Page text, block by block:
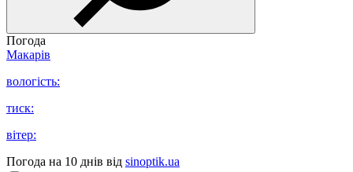
Погода
Макарів
вологість:
тиск:
вітер:
Погода на 10 днів від sinoptik.ua